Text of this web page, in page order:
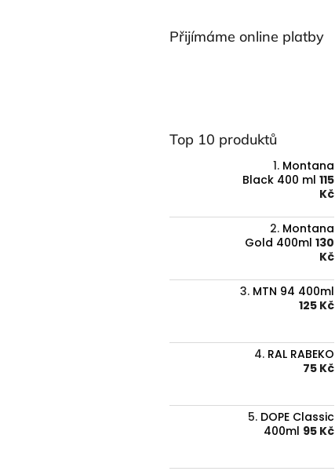
Přijímáme online platby
Top 10 produktů
Montana
Black 400 ml 115
Kč
Montana
Gold 400ml 130
Kč
MTN 94 400ml
125 Kč
RAL RABEKO
75 Kč
DOPE Classic
400ml 95 Kč